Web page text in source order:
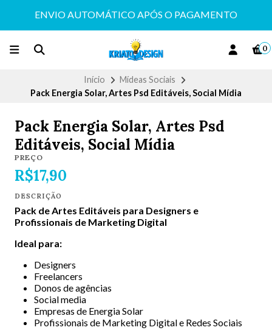
ENVIO AUTOMÁTICO APÓS O PAGAMENTO
0
Início
Mídeas Sociais
Pack Energia Solar, Artes Psd Editáveis, Social Mídia
Pack Energia Solar, Artes Psd
Editáveis, Social Mídia
PREÇO
R$17,90
DESCRIÇÃO
Pack de Artes Editáveis para Designers e
Profissionais de Marketing Digital
Ideal para:
Designers
Freelancers
Donos de agências
Social media
Empresas de Energia Solar
Profissionais de Marketing Digital e Redes Sociais